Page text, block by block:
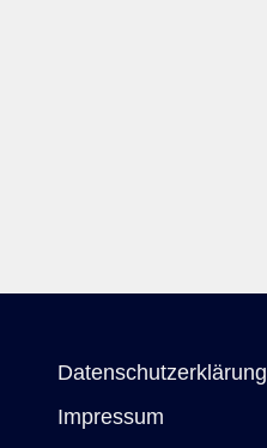
Datenschutzerklärung
Impressum